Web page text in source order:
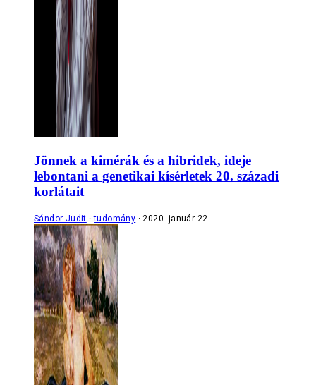
Jönnek a kimérák és a hibridek, ideje
lebontani a genetikai kísérletek 20. századi
korlátait
Sándor Judit tudomány 2020. január 22.